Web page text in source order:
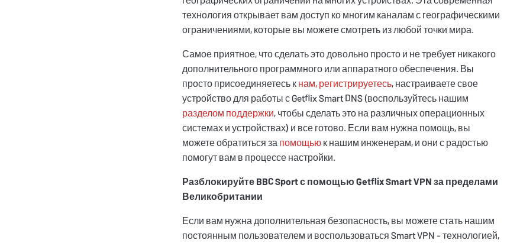
технология открывает вам доступ ко многим каналам с географическими
ограничениями, которые вы можете смотреть из любой точки мира.
Самое приятное, что сделать это довольно просто и не требует никакого
дополнительного программного или аппаратного обеспечения. Вы
просто присоединяетесь к нам, регистрируетесь, настраиваете свое
устройство для работы с Getflix Smart DNS (воспользуйтесь нашим
разделом поддержки, чтобы сделать это на различных операционных
системах и устройствах) и все готово. Если вам нужна помощь, вы
можете обратиться за помощью к нашим инженерам, и они с радостью
помогут вам в процессе настройки.
Разблокируйте BBC Sport с помощью Getflix Smart VPN за пределами
Великобритании
Если вам нужна дополнительная безопасность, вы можете стать нашим
постоянным пользователем и воспользоваться Smart VPN - технологией,